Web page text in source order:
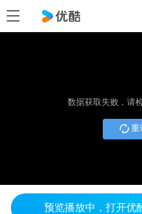
数据获取失败，请
重
预览播放中，打开优